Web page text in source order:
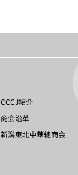
CCCJ紹介
商会沿革
新潟東北中華總商会